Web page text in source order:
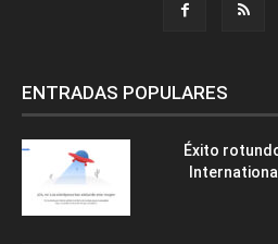
ENTRADAS POPULARES
Éxito